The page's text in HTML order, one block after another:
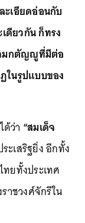
ะเอียดอ่อนกับ
ดียวกัน ก็ทรง
มกตัญญูที่มีต่อ
ในรูปแบบของ
ว่า “สมเด็จ
ะเสริฐยิ่ง อีกทั้ง
ทยทั้งประเทศ
าชวงศ์จักรีใน